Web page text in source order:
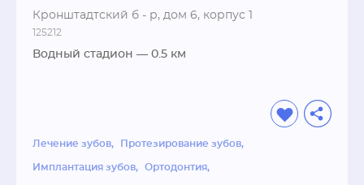
зубов).
•  Лечению (болезни ротовой полости,
слюноотделения).
•  Эстетической стоматологии (отбеливание,
•  Ортодонтии (лечение зубочелюстных
аномалий)
Кронштадтский б - р, дом 6, корпус 1
125212
Водный стадион — 0.5 км
Лечение зубов Протезирование зубов
Имплантация зубов Ортодонтия